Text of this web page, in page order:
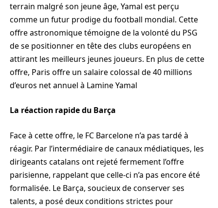
terrain malgré son jeune âge, Yamal est perçu
comme un futur prodige du football mondial. Cette
offre astronomique témoigne de la volonté du PSG
de se positionner en tête des clubs européens en
attirant les meilleurs jeunes joueurs. En plus de cette
offre, Paris offre un salaire colossal de 40 millions
d’euros net annuel à Lamine Yamal
La réaction rapide du Barça
Face à cette offre, le FC Barcelone n’a pas tardé à
réagir. Par l’intermédiaire de canaux médiatiques, les
dirigeants catalans ont rejeté fermement l’offre
parisienne, rappelant que celle-ci n’a pas encore été
formalisée. Le Barça, soucieux de conserver ses
talents, a posé deux conditions strictes pour